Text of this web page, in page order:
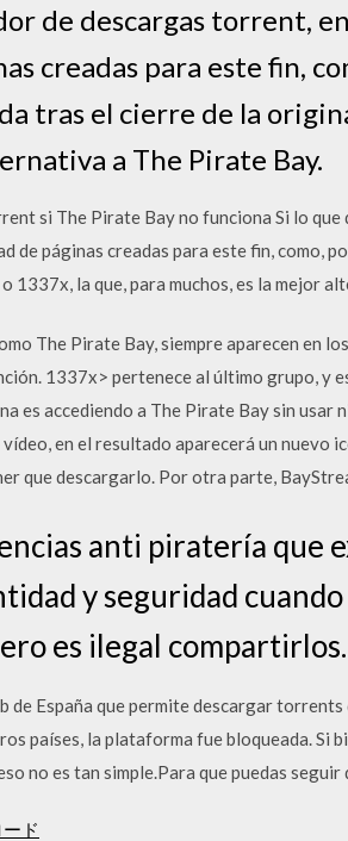
de descargas torrent,
creadas para este fin,
tras el cierre de la
a The Pirate Bay.
si The Pirate Bay no funciona Si lo
de páginas creadas para este fin, como,
1337x, la que, para muchos, es la mejor
The Pirate Bay, siempre aparecen en
1337x> pertenece al último grupo, y
accediendo a The Pirate Bay sin usar
en el resultado aparecerá un nuevo
que descargarlo. Por otra parte,
anti piratería que
y seguridad cuando
es ilegal compartirlos.
España que permite descargar torrents
países, la plataforma fue bloqueada. Si
no es tan simple.Para que puedas
ド